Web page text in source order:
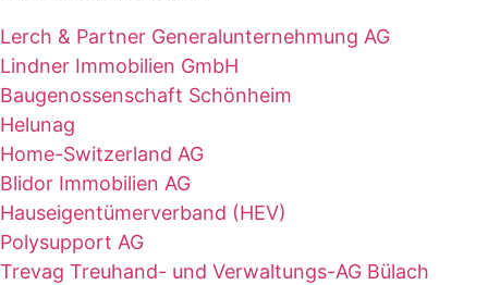
Lerch & Partner Generalunternehmung AG
Lindner Immobilien GmbH
Baugenossenschaft Schönheim
Helunag
Home-Switzerland AG
Blidor Immobilien AG
Hauseigentümerverband (HEV)
Polysupport AG
Trevag Treuhand- und Verwaltungs-AG Bülach